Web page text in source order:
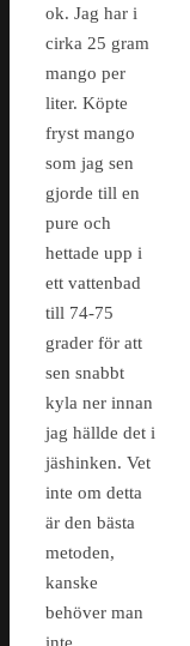
ok. Jag har i
cirka 25 gram
mango per
liter. Köpte
fryst mango
som jag sen
gjorde till en
pure och
hettade upp i
ett vattenbad
till 74-75
grader för att
sen snabbt
kyla ner innan
jag hällde det i
jäshinken. Vet
inte om detta
är den bästa
metoden,
kanske
behöver man